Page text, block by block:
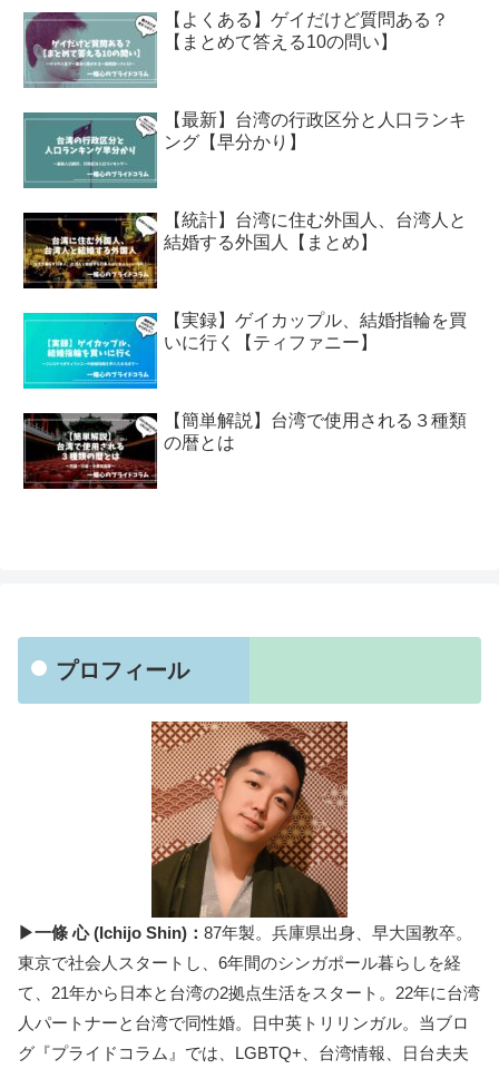
【よくある】ゲイだけど質問ある？
【まとめて答える10の問い】
【最新】台湾の行政区分と人口ランキ
ング【早分かり】
【統計】台湾に住む外国人、台湾人と
結婚する外国人【まとめ】
【実録】ゲイカップル、結婚指輪を買
いに行く【ティファニー】
【簡単解説】台湾で使用される３種類
の暦とは
プロフィール
▶一條 心 (Ichijo Shin)： 87年製。兵庫県出身、早大国教卒。
東京で社会人スタートし、6年間のシンガポール暮らしを経
て、21年から日本と台湾の2拠点生活をスタート。22年に台湾
人パートナーと台湾で同性婚。日中英トリリンガル。当ブロ
グ『プライドコラム』では、LGBTQ+、台湾情報、日台夫夫